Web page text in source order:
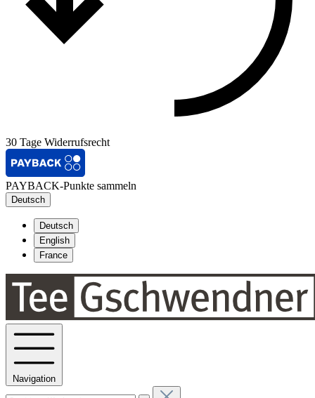
30 Tage Widerrufsrecht
PAYBACK-Punkte sammeln
Deutsch
Deutsch
English
France
Navigation